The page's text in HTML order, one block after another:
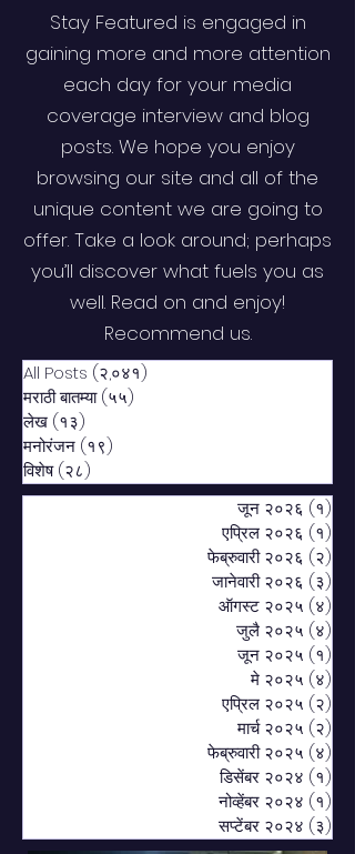
Stay Featured is engaged in
gaining more and more attention
each day for your media
coverage interview and blog
posts. We hope you enjoy
browsing our site and all of the
unique content we are going to
offer. Take a look around; perhaps
you’ll discover what fuels you as
well. Read on and enjoy!
Recommend us.
All Posts (२,०४१)
मराठी बातम्या (५५)
लेख (१३)
मनोरंजन (१९)
विशेष (२८)
जून २०२६ (१)
एप्रिल २०२६ (१)
फेब्रुवारी २०२६ (२)
जानेवारी २०२६ (३)
ऑगस्ट २०२५ (४)
जुलै २०२५ (४)
जून २०२५ (१)
मे २०२५ (४)
एप्रिल २०२५ (२)
मार्च २०२५ (२)
फेब्रुवारी २०२५ (४)
डिसेंबर २०२४ (१)
नोव्हेंबर २०२४ (१)
सप्टेंबर २०२४ (३)